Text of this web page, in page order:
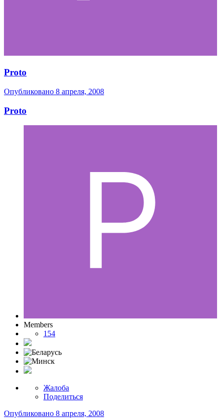
Proto
Опубликовано 8 апреля, 2008
Proto
Members
154
Жалоба
Поделиться
Опубликовано 8 апреля, 2008